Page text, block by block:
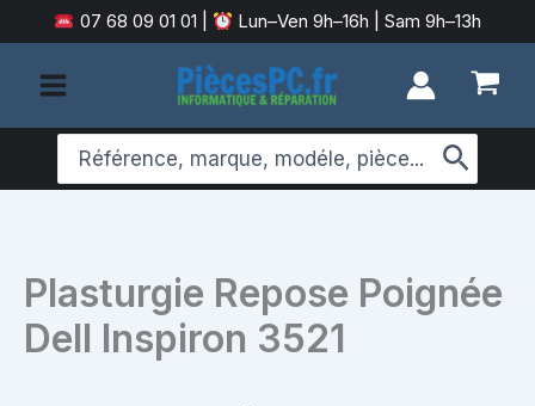
au
contenu
07 68 09 01 01 Lun–Ven 9h–16h | Sam 9h–13h
Search
for:
Plasturgie Repose Poignée
Dell Inspiron 3521